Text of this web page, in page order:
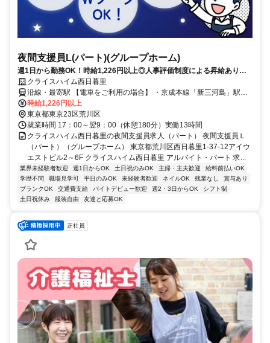
夜間支援員L(パート)(グループホーム)
週1日から勤務OK！時給1,226円以上◎人事評価制度による昇給あり！
服装・髪色・ネイル自由（規定あり）♪働きやすい環境づくりを進めてい
ます！
クライスハイム西日暮里
沿線・最寄駅 【電車をご利用の場合】 ・京成本線「新三河島」駅よ
り徒歩約1分 ・JR山手線「西日暮里」駅より徒歩約8分 ・JR常磐線
「三河島」駅より徒歩約9分 【バスをご利用の場合】 最寄りの「新三
河島駅前」バス停より都営バス草64系統にて王子～池袋方面へアクセ
ス可
時給1,226円以上
東京都東京23区荒川区
就業時間 17：00～翌9：00（休憩180分）実働13時間
クライスハイム西日暮里の夜間支援員求人（パート） 夜間支援員Ｌ
（パート）（グループホーム） 東京都荒川区西日暮里1-37-12アイウ
エストビル2～6F クライスハイム西日暮里 アルバイト・パート 求...
業界未経験者歓迎 週1日からOK 土日祝のみOK 主婦・主夫歓迎
給料前払いOK
学歴不問
職場見学可 平日のみOK 未経験者歓迎 ネイルOK 残業なし
賞与あり
ブランクOK
交通費支給 バイトデビュー歓迎 週2・3日からOK
シフト制
土日祝休み
服装自由 友達と応募OK
正社員